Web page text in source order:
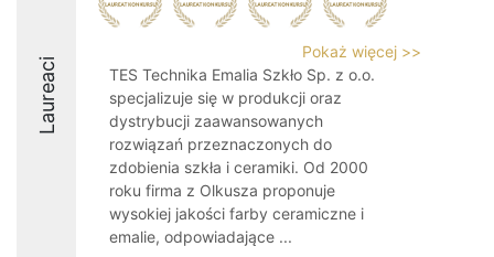
Laureaci
Pokaż więcej >>
TES Technika Emalia Szkło Sp. z o.o.
specjalizuje się w produkcji oraz
dystrybucji zaawansowanych
rozwiązań przeznaczonych do
zdobienia szkła i ceramiki. Od 2000
roku firma z Olkusza proponuje
wysokiej jakości farby ceramiczne i
emalie, odpowiadające ...